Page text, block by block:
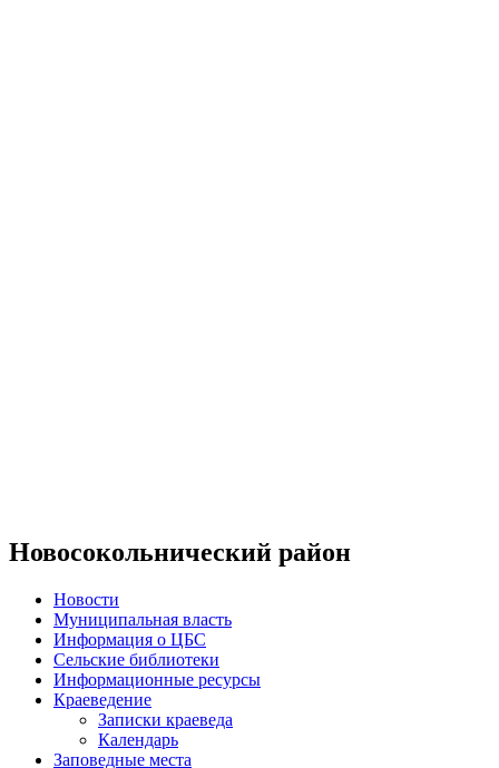
Новосокольнический район
Новости
Муниципальная власть
Информация о ЦБС
Сельские библиотеки
Информационные ресурсы
Краеведение
Записки краеведа
Календарь
Заповедные места